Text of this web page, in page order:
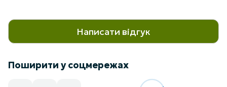
Написати відгук
Поширити у соцмережах